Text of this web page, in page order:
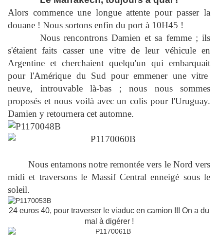
Alors commence une longue attente pour passer la
douane ! Nous sortons enfin du port à 10H45 !
Nous rencontrons Damien et sa femme ; ils
s'étaient faits casser une vitre de leur véhicule en
Argentine et cherchaient quelqu'un qui embarquait
pour l'Amérique du Sud pour emmener une vitre
neuve, introuvable là-bas ; nous nous sommes
proposés et nous voilà avec un colis pour l'Uruguay.
Damien y retournera cet automne.
Nous entamons notre remontée vers le Nord vers
midi et traversons le Massif Central enneigé sous le
soleil.
24 euros 40, pour traverser le viaduc en camion !!! On a du
mal à digérer !